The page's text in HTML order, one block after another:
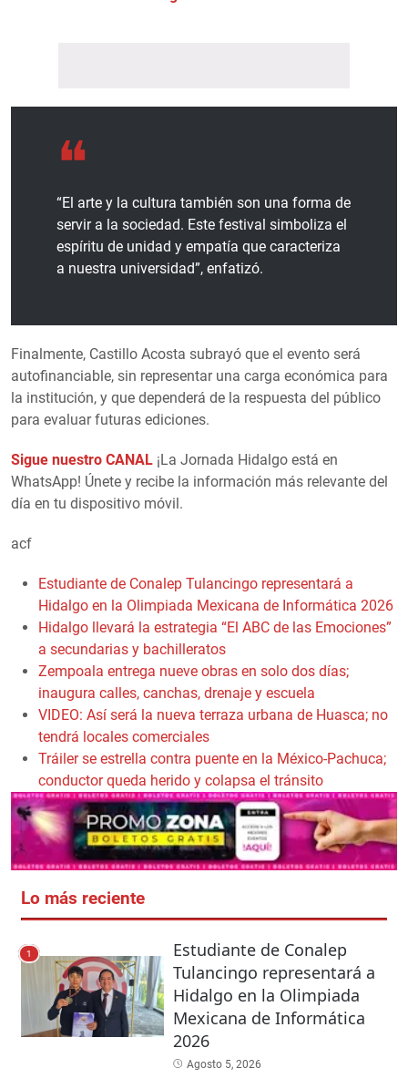
“El arte y la cultura también son una forma de
servir a la sociedad. Este festival simboliza el
espíritu de unidad y empatía que caracteriza
a nuestra universidad”, enfatizó.
Finalmente, Castillo Acosta subrayó que el evento será
autofinanciable, sin representar una carga económica para
la institución, y que dependerá de la respuesta del público
para evaluar futuras ediciones.
Sigue nuestro CANAL ¡La Jornada Hidalgo está en
WhatsApp! Únete y recibe la información más relevante del
día en tu dispositivo móvil.
acf
Estudiante de Conalep Tulancingo representará a
Hidalgo en la Olimpiada Mexicana de Informática 2026
Hidalgo llevará la estrategia “El ABC de las Emociones”
a secundarias y bachilleratos
Zempoala entrega nueve obras en solo dos días;
inaugura calles, canchas, drenaje y escuela
VIDEO: Así será la nueva terraza urbana de Huasca; no
tendrá locales comerciales
Tráiler se estrella contra puente en la México-Pachuca;
conductor queda herido y colapsa el tránsito
Lo más reciente
1
Estudiante de Conalep
Tulancingo representará a
Hidalgo en la Olimpiada
Mexicana de Informática
2026
Agosto 5, 2026